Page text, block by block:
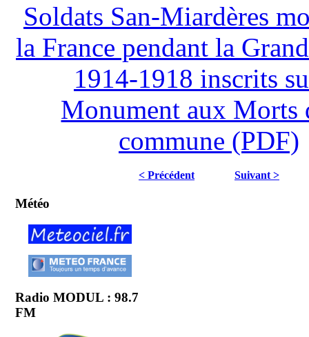
Soldats San-Miardères
la France pendant la
1914-1918 inscrits
Monument aux Morts
commune (PDF)
< Précédent Suivant >
Météo
Radio MODUL : 98.7
FM